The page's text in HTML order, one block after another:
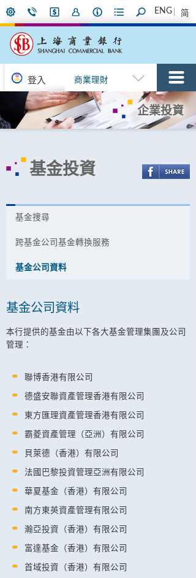
ENG 简
登入 商業理財
企業投資
基金投資
基金捜尋
跨基金公司基金轉換服務
基金公司資料
基金公司資料
本行提供的基金由以下各大基金管理集團及公司
管理：
聯博香港有限公司
德盛安聯資產管理香港有限公司
東方匯理資產管理香港有限公司
霸菱資產管理（亞洲）有限公司
貝萊德（香港）有限公司
法國巴黎投資管理亞洲有限公司
華夏基金（香港）有限公司
南方東英資產管理有限公司
瀚亞投資（香港）有限公司
富達基金（香港）有限公司
首域投資（香港）有限公司